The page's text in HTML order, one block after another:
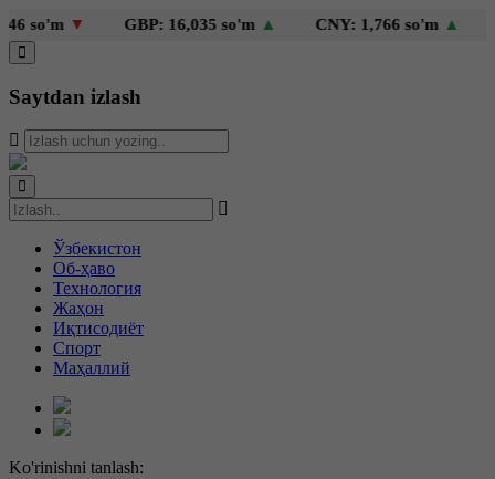
so'm▼ GBP: 16,035 so'm▲ CNY: 1,766 so'm▲
Saytdan izlash
Ўзбекистон
Об-ҳаво
Технология
Жаҳон
Иқтисодиёт
Спорт
Маҳаллий
Ko'rinishni tanlash: